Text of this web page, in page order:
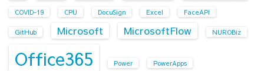
COVID-19
CPU DocuSign Excel FaceAPI
GitHub Microsoft MicrosoftFlow NUROBiz
Office365 Power PowerApps